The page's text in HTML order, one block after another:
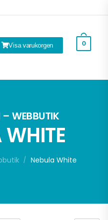
Visa varukorgen 0
– WEBBUTIK
WHITE
/ Nebula White